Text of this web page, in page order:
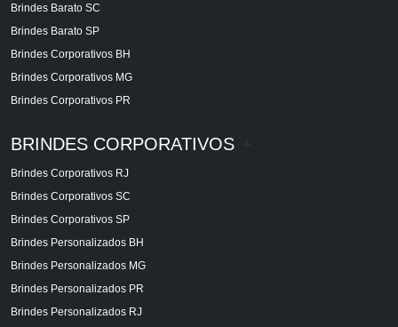
Brindes Barato SC
Brindes Barato SP
Brindes Corporativos BH
Brindes Corporativos MG
Brindes Corporativos PR
BRINDES CORPORATIVOS
Brindes Corporativos RJ
Brindes Corporativos SC
Brindes Corporativos SP
Brindes Personalizados BH
Brindes Personalizados MG
Brindes Personalizados PR
Brindes Personalizados RJ